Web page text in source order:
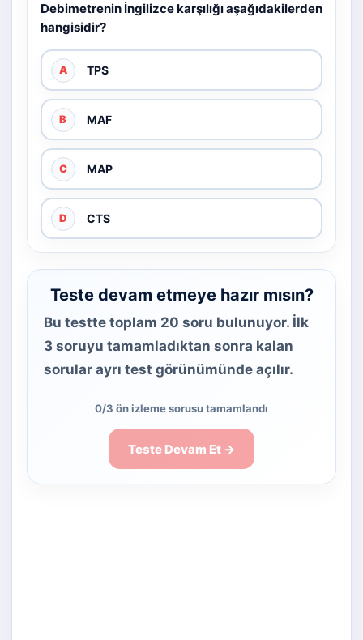
Debimetrenin İngilizce karşılığı aşağıdakilerden
hangisidir?
A TPS
B MAF
C MAP
D CTS
Teste devam etmeye hazır mısın?
Bu testte toplam 20 soru bulunuyor. İlk
3 soruyu tamamladıktan sonra kalan
sorular ayrı test görünümünde açılır.
0/3 ön izleme sorusu tamamlandı
Teste Devam Et →